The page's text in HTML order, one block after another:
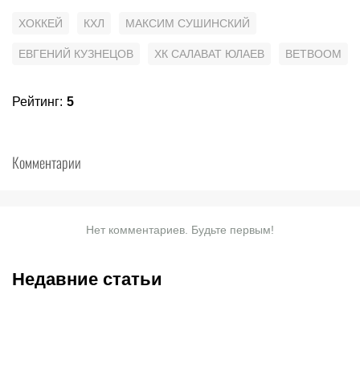
ХОККЕЙ КХЛ МАКСИМ СУШИНСКИЙ
ЕВГЕНИЙ КУЗНЕЦОВ ХК САЛАВАТ ЮЛАЕВ BETBOOM
Рейтинг: 5
Комментарии
Нет комментариев. Будьте первым!
Недавние статьи